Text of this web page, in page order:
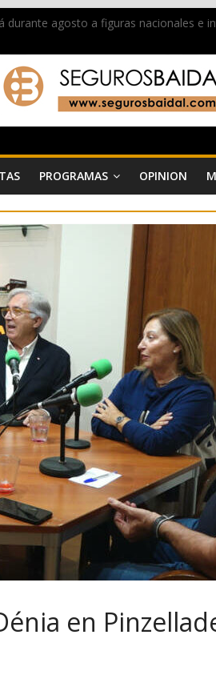
durante agosto a figuras nacionales e
Entraeta Festera
de 50.000 imágenes de la memoria
calle Marqués de Campo con la
PROGRAMAS OPINION
en